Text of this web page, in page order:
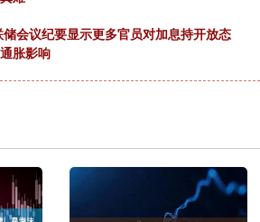
会议纪要显示更多官员对加息持开放态
胀影响